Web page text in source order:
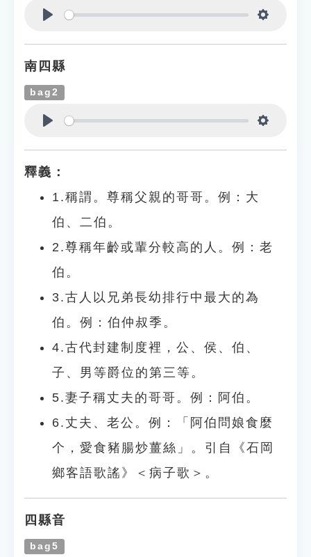
南四縣
bag2
釋義：
1.稱謂。尊稱父親的哥哥。例：大
伯、二伯。
2.尊稱年齡或輩分較高的人。例：老
伯。
3.古人以兄弟長幼排行中最大的為
伯。例：伯仲叔季。
4.古代封建制度裡，公、侯、伯、
子、男等爵位的第三等。
5.妻子稱丈夫的哥哥。例：阿伯。
6.丈夫、老公。例：「阿伯問娘食麼
个，愛食豬腸炒薑絲」。引自《石岡
鄉客語歌謠》＜病子歌＞。
四縣音
bag5